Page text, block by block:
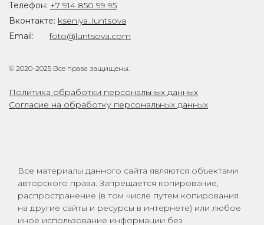
Телефон: +7 914 850 99 95
Вконтакте: kseniya_luntsova
Email:
foto@luntsova.com
© 2020-2025 Все права защищены.
Политика обработки персональных данных
Согласие на обработку персональных данных
Все материалы данного сайта являются объектами
авторского права. Запрещается копирование,
распространение (в том числе путем копирования
на другие сайты и ресурсы в интернете) или любое
иное использование информации без